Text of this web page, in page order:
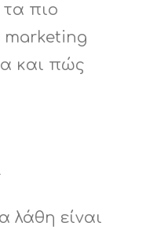
πιο
και πώς
λάθη είναι